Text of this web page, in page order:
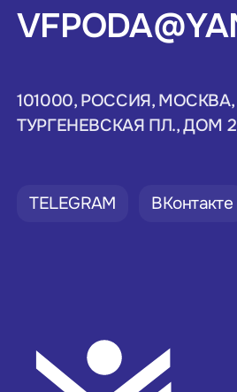
101000, РОССИЯ, МОСКВА,
ТУРГЕНЕВСКАЯ ПЛ., ДОМ 2
TELEGRAM ВКонтакте